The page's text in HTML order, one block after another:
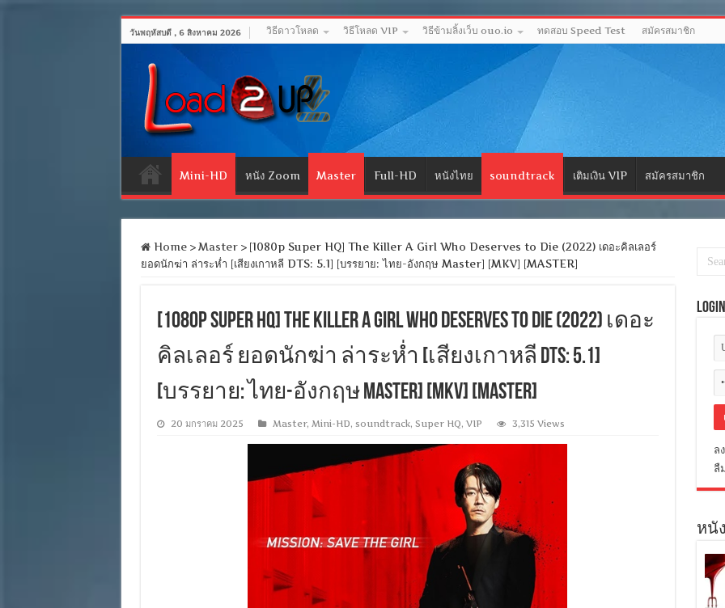
วันพฤหัสบดี , 6 สิงหาคม 2026 วิธีดาวโหลด วิธีโหลด VIP วิธีข้ามลิ้งเว็บ ouo.io ทดสอบ Speed Test สมัครสมาชิก
Mini-HD หนัง Zoom Master Full-HD หนังไทย soundtrack เติมเงิน VIP สมัครสมาชิก
Home > Master > [1080p Super HQ] The Killer A Girl Who Deserves to Die (2022) เดอะคิลเลอร์
ยอดนักฆ่า ล่าระห่ำ [เสียงเกาหลี DTS: 5.1] [บรรยาย: ไทย-อังกฤษ Master] [MKV] [MASTER]
[1080p Super HQ] The Killer A Girl Who Deserves to Die (2022) เดอะ
คิลเลอร์ ยอดนักฆ่า ล่าระห่ำ [เสียงเกาหลี DTS: 5.1]
[บรรยาย: ไทย-อังกฤษ Master] [MKV] [MASTER]
20 มกราคม 2025 Master, Mini-HD, soundtrack, Super HQ, VIP 3,315 Views
Login
ล
ลื
หนั